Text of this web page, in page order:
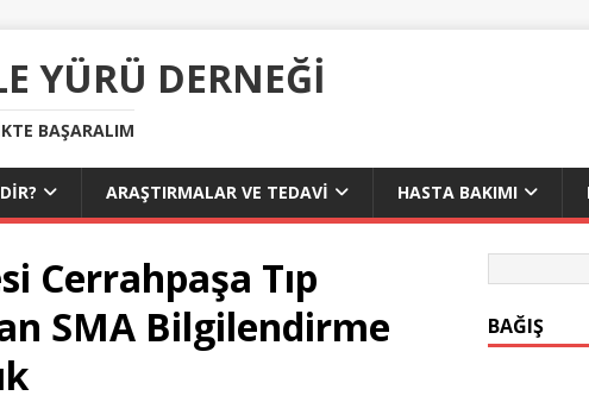
YÜRÜ DERNEĞI
BAŞARALIM
ARAŞTIRMALAR VE TEDAVI HASTA BAKIMI
Cerrahpaşa Tıp
SMA Bilgilendirme
BAĞIŞ